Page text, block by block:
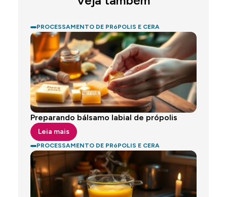
PROCESSAMENTO DE PRóPOLIS E CERA
Preparando bálsamo labial de própolis
Leia mais
PROCESSAMENTO DE PRóPOLIS E CERA